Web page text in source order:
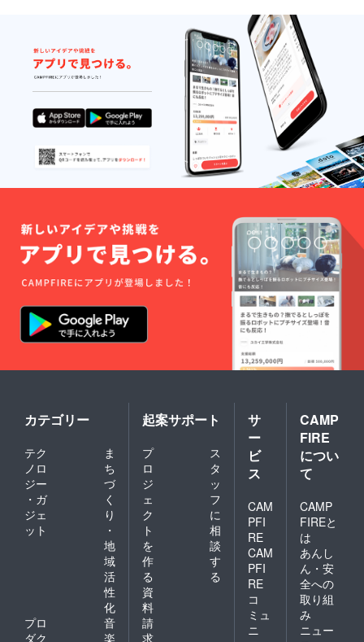
カテゴリー
テク
ノロ
ジー
・ガ
ジェ
ット
ま
ち
づ
く
り
・
地
域
活
性
化
プロ
ダク
音
楽
起案サポート
プ
ロ
ジ
ェ
ク
ト
を
作
る
ス
タ
ッ
フ
に
相
談
す
る
資
料
請
求
サ
ー
ビ
ス
CAM
PFI
RE
CAM
PFI
RE
コ
ミュ
ニ
CAMP
FIRE
につい
て
CAMP
FIREと
は
あんし
ん・安
全への
取り組
み
ニュー